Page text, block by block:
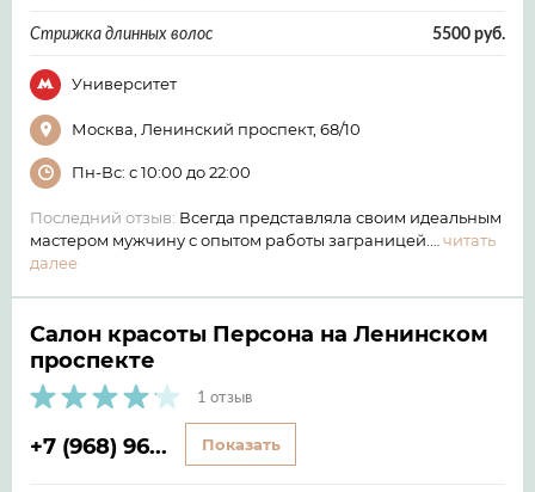
Стрижка длинных волос 5500 руб.
Университет
Москва, Ленинский проспект, 68/10
Пн-Вс: с 10:00 до 22:00
Последний отзыв: Всегда представляла своим идеальным
мастером мужчину с опытом работы заграницей.… читать
далее
Салон красоты Персона на Ленинском
проспекте
1 отзыв
+7 (968) 96... Показать